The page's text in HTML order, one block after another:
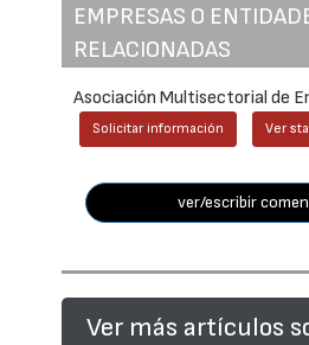
EMPRESAS O
RELACIONADAS
Asociación Multisectorial de
Solicitar información Ver
ver/escribir
Ver más artículos